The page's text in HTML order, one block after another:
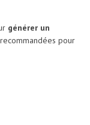
générer un
pour